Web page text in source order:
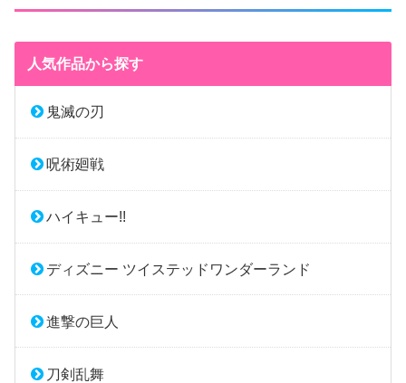
人気作品から探す
鬼滅の刃
呪術廻戦
ハイキュー!!
ディズニー ツイステッドワンダーランド
進撃の巨人
刀剣乱舞